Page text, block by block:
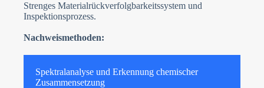
Strenges Materialrückverfolgbarkeitssystem und
Inspektionsprozess.
Nachweismethoden:
Spektralanalyse und Erkennung chemischer
Zusammensetzung